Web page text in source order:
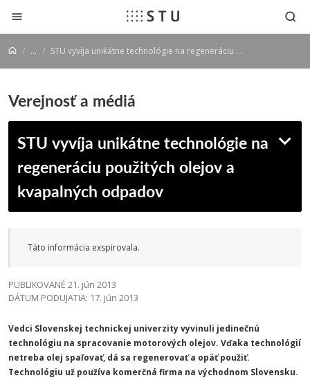
Prejsť na obsah
... STU vyvíja unikátne technológie na regeneráciu použitých olejov a kvapalných odpadov
Verejnosť a médiá
STU vyvíja unikátne technológie na
regeneráciu použitých olejov a
kvapalných odpadov
Táto informácia exspirovala.
PUBLIKOVANÉ 21. jún 2013
DÁTUM PODUJATIA: 17. jún 2013
Vedci Slovenskej technickej univerzity vyvinuli jedinečnú
technológiu na spracovanie motorových olejov. Vďaka technológií
netreba olej spaľovať, dá sa regenerovať a opäť použiť.
Technológiu už používa komerčná firma na východnom Slovensku.